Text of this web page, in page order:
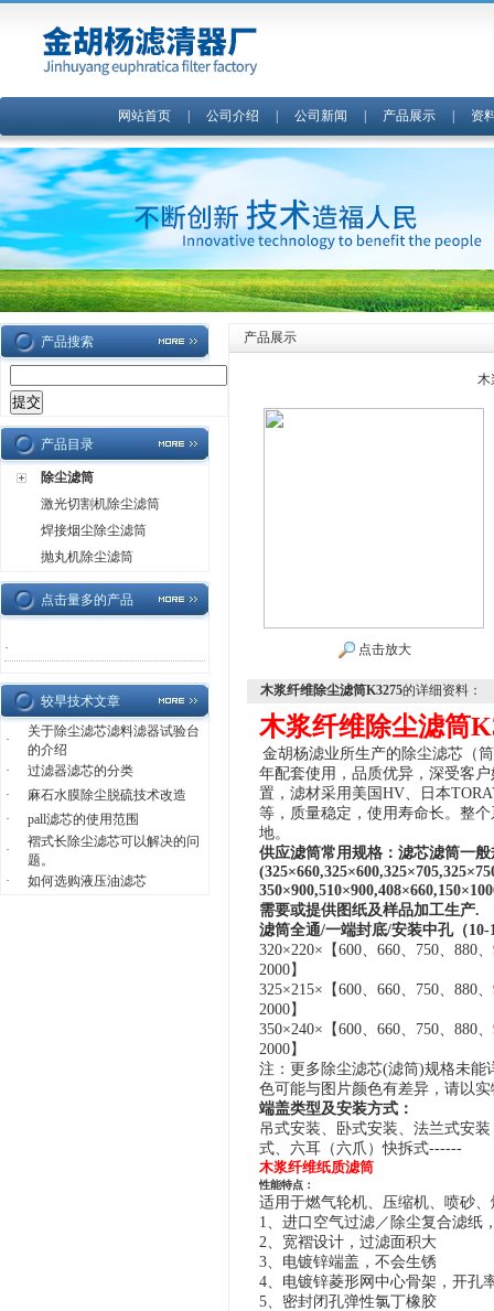
网站首页 公司介绍 公司新闻 产品展示 资
产品搜索
产品目录
除尘滤筒
激光切割机除尘滤筒
焊接烟尘除尘滤筒
抛丸机除尘滤筒
点击量多的产品
·
较早技术文章
·
关于除尘滤芯滤料滤器试验台
的介绍
·
过滤器滤芯的分类
·
麻石水膜除尘脱硫技术改造
·
pall滤芯的使用范围
·
褶式长除尘滤芯可以解决的问
题。
·
如何选购液压油滤芯
产品展示
木
点击放大
木浆纤维除尘滤筒K3275的详细资料：
木浆纤维除尘滤筒
金胡杨滤业所生产的除尘滤芯（
年配套使用，品质优异，深受客
置，滤材采用美国HV、日本
等，质量稳定，使用寿命长。整
地。
供应滤筒常用规格：滤芯滤筒一般
需要或提供图纸及样品加工生产.
滤筒全通/一端封底/安装中孔（10-
320×220× 【600、 660、 750、 880、
2000】
325×215× 【600、 660、 750、 880、
2000】
350×240× 【600、 660、 750、 880、
2000】
注： 更多除尘滤芯(滤筒)规格未能
色可能与图片颜色有差异， 请以实
端盖类型及安装方式：
吊式安装、卧式安装、法兰式安
式、六耳（六爪）快拆式------
木浆纤维纸质滤筒
性能特点：
适用于燃气轮机、压缩机、喷砂
1、进口空气过滤／除尘复合滤纸
2、宽褶设计，过滤面积大
3、电镀锌端盖，不会生锈
4、电镀锌菱形网中心骨架，开孔
5、密封闭孔弹性氯丁橡胶